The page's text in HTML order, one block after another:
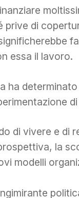
prive di
essa il lavoro.
ha
di vivere e di
la
modelli